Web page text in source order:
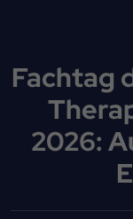
Fachtag
2026: